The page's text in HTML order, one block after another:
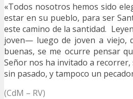
«Todos nosotros hemos sido
estar en su pueblo, para ser
este camino de la santidad.
joven— luego de joven a viejo,
buenas, se me ocurre pensar
Señor nos ha invitado a
sin pasado, y tampoco un
(CdM – RV)